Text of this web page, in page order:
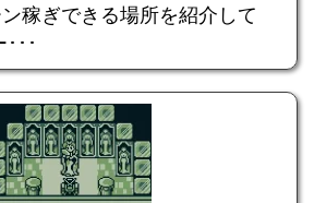
稼ぎできる場所を紹介して
･･